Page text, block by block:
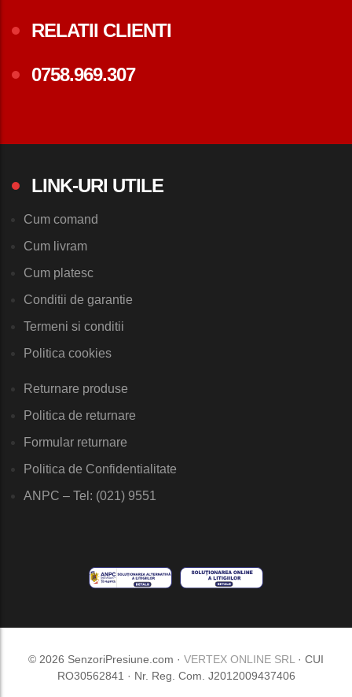
RELATII CLIENTI
0758.969.307
LINK-URI UTILE
Cum comand
Cum livram
Cum platesc
Conditii de garantie
Termeni si conditii
Politica cookies
Returnare produse
Politica de returnare
Formular returnare
Politica de Confidentialitate
ANPC – Tel: (021) 9551
© 2026 SenzoriPresiune.com · VERTEX ONLINE SRL· CUI
RO30562841 · Nr. Reg. Com. J2012009437406